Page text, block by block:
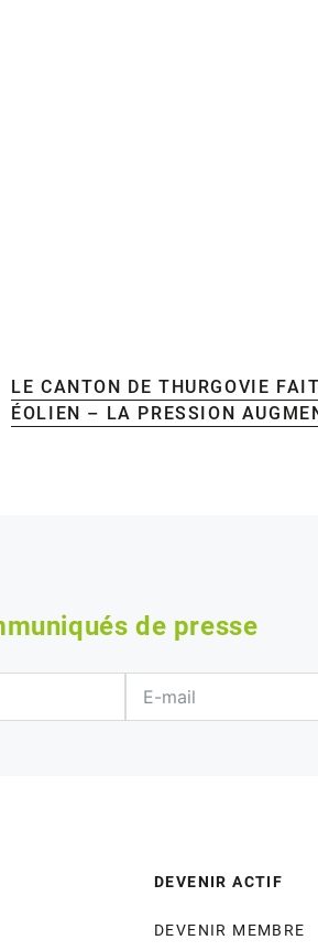
LE CANTON DE THURGOVIE
ÉOLIEN – LA PRESSION
de presse
DEVENIR ACTIF
DEVENIR MEMBRE